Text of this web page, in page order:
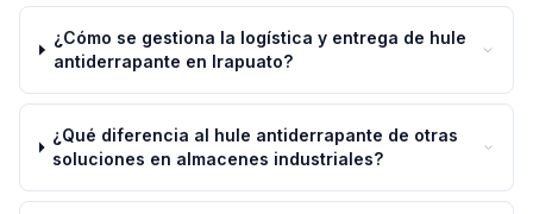
¿Cómo se gestiona la logística y entrega de hule
antiderrapante en Irapuato?
¿Qué diferencia al hule antiderrapante de otras
soluciones en almacenes industriales?